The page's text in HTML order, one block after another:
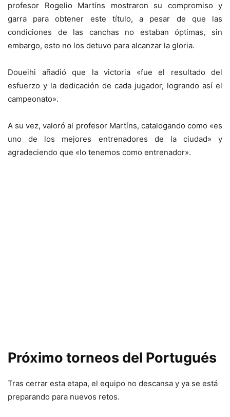
profesor Rogelio Martíns mostraron su compromiso y
garra para obtener este título, a pesar de que las
condiciones de las canchas no estaban óptimas, sin
embargo, esto no los detuvo para alcanzar la gloria.
Doueihi añadió que la victoria «fue el resultado del
esfuerzo y la dedicación de cada jugador, logrando así el
campeonato».
A su vez, valoró al profesor Martíns, catalogando como «es
uno de los mejores entrenadores de la ciudad» y
agradeciendo que «lo tenemos como entrenador».
Próximo torneos del Portugués
Tras cerrar esta etapa, el equipo no descansa y ya se está
preparando para nuevos retos.